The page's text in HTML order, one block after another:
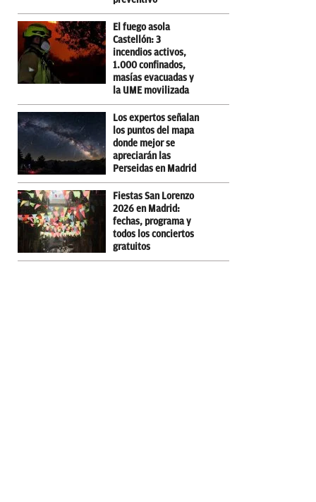
El fuego asola
Castellón: 3
incendios activos,
1.000 confinados,
masías evacuadas y
la UME movilizada
Los expertos señalan
los puntos del mapa
donde mejor se
apreciarán las
Perseidas en Madrid
Fiestas San Lorenzo
2026 en Madrid:
fechas, programa y
todos los conciertos
gratuitos